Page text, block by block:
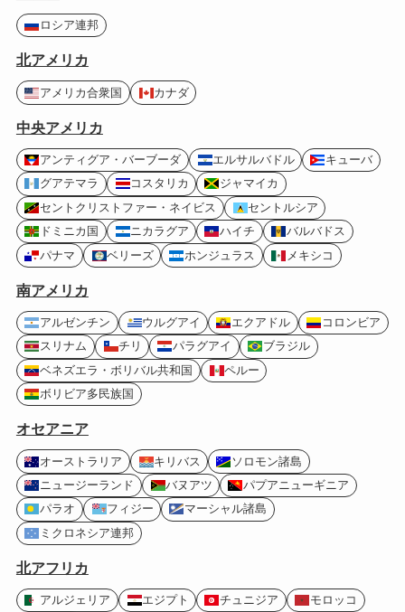
ロシア連邦
北アメリカ
アメリカ合衆国 カナダ
中央アメリカ
アンティグア・バーブーダ エルサルバドル
キューバ
グアテマラ
コスタリカ
ジャマイカ
セントクリストファー・ネイビス
セントルシア
ドミニカ国
ニカラグア ハイチ
バルバドス
パナマ
ベリーズ ホンジュラス メキシコ
南アメリカ
アルゼンチン ウルグアイ エクアドル
コロンビア
スリナム
チリ パラグアイ
ブラジル
ベネズエラ・ボリバル共和国
ペルー
ボリビア多民族国
オセアニア
オーストラリア キリバス
ソロモン諸島
ニュージーランド
バヌアツ
パプアニューギニア
パラオ
フィジー
マーシャル諸島
ミクロネシア連邦
北アフリカ
アルジェリア エジプト チュニジア
モロッコ